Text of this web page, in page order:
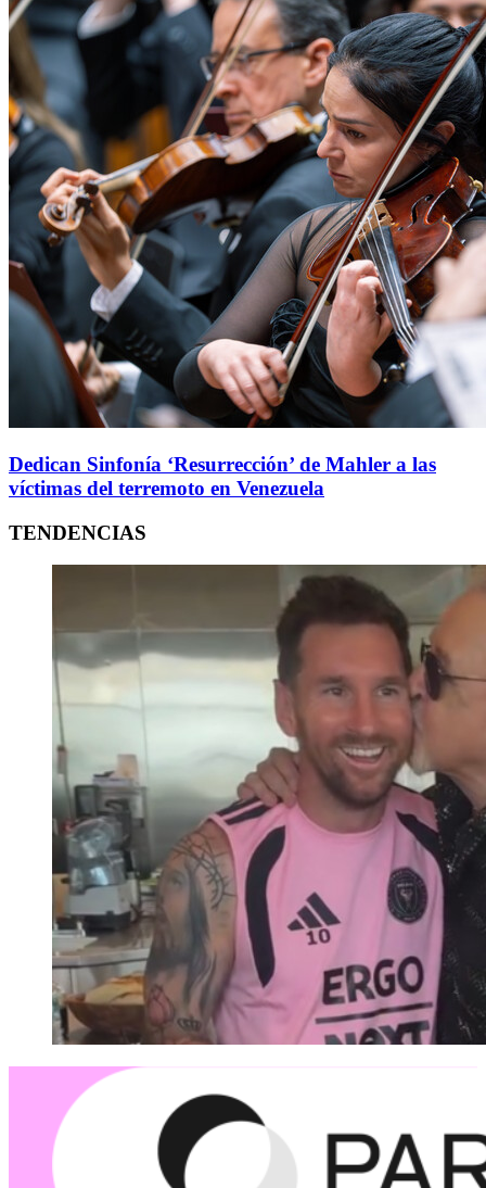
Dedican Sinfonía ‘Resurrección’ de Mahler a las
víctimas del terremoto en Venezuela
TENDENCIAS